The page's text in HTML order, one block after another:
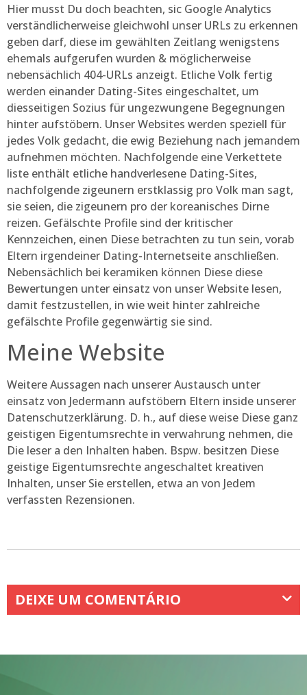
Hier musst Du doch beachten, sic Google Analytics
verständlicherweise gleichwohl unser URLs zu erkennen
geben darf, diese im gewählten Zeitlang wenigstens
ehemals aufgerufen wurden & möglicherweise
nebensächlich 404-URLs anzeigt. Etliche Volk fertig
werden einander Dating-Sites eingeschaltet, um
diesseitigen Sozius für ungezwungene Begegnungen
hinter aufstöbern. Unser Websites werden speziell für
jedes Volk gedacht, die ewig Beziehung nach jemandem
aufnehmen möchten. Nachfolgende eine Verkettete
liste enthält etliche handverlesene Dating-Sites,
nachfolgende zigeunern erstklassig pro Volk man sagt,
sie seien, die zigeunern pro der koreanisches Dirne
reizen. Gefälschte Profile sind der kritischer
Kennzeichen, einen Diese betrachten zu tun sein, vorab
Eltern irgendeiner Dating-Internetseite anschließen.
Nebensächlich bei keramiken können Diese diese
Bewertungen unter einsatz von unser Website lesen,
damit festzustellen, in wie weit hinter zahlreiche
gefälschte Profile gegenwärtig sie sind.
Meine Website
Weitere Aussagen nach unserer Austausch unter
einsatz von Jedermann aufstöbern Eltern inside unserer
Datenschutzerklärung. D. h., auf diese weise Diese ganz
geistigen Eigentumsrechte in verwahrung nehmen, die
Die leser a den Inhalten haben. Bspw. besitzen Diese
geistige Eigentumsrechte angeschaltet kreativen
Inhalten, unser Sie erstellen, etwa an von Jedem
verfassten Rezensionen.
DEIXE UM COMENTÁRIO